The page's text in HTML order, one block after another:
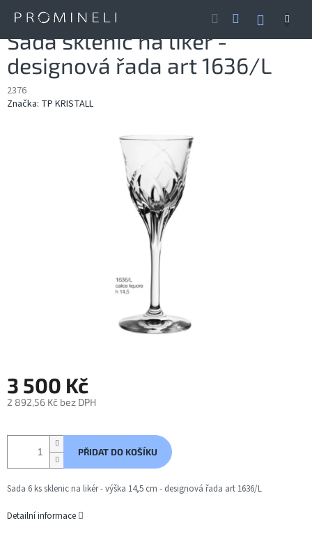
Sada sklenic na likér -
designová řada art 1636/L
2376
Značka: TP KRISTALL
3 500 Kč
2 892,56 Kč bez DPH
cena:
PŘIDAT DO KOŠÍKU
Sada 6 ks sklenic na likér - výška 14,5 cm - designová řada art 1636/L
Detailní informace